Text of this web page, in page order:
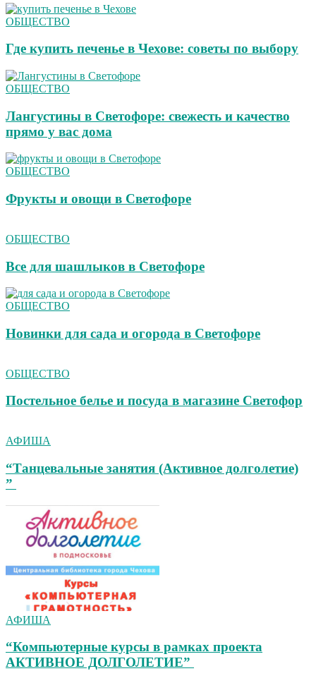
ОБЩЕСТВО
Где купить печенье в Чехове: советы по выбору
ОБЩЕСТВО
Лангустины в Светофоре: свежесть и качество
прямо у вас дома
ОБЩЕСТВО
Фрукты и овощи в Светофоре
ОБЩЕСТВО
Все для шашлыков в Светофоре
ОБЩЕСТВО
Новинки для сада и огорода в Светофоре
ОБЩЕСТВО
Постельное белье и посуда в магазине Светофор
АФИША
“Танцевальные занятия (Активное долголетие)
”
АФИША
“Компьютерные курсы в рамках проекта
АКТИВНОЕ ДОЛГОЛЕТИЕ”